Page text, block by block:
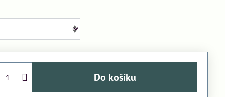
Do košíku